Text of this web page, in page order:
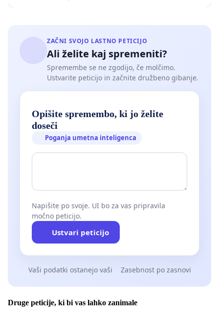
ZAČNI SVOJO LASTNO PETICIJO
Ali želite kaj spremeniti?
Spremembe se ne zgodijo, če molčimo.
Ustvarite peticijo in začnite družbeno gibanje.
Opišite spremembo, ki jo želite
doseči
Poganja umetna inteligenca
Napišite po svoje. UI bo za vas pripravila
močno peticijo.
Ustvari peticijo
Vaši podatki ostanejo vaši Zasebnost po zasnovi
Druge peticije, ki bi vas lahko zanimale